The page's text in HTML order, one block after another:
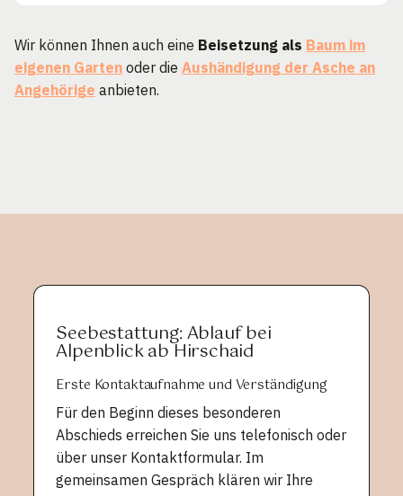
Wir können Ihnen auch eine Beisetzung als Baum im
eigenen Garten oder die Aushändigung der Asche an
Angehörige anbieten.
Seebestattung: Ablauf bei
Alpenblick ab Hirschaid
Erste Kontaktaufnahme und Verständigung
Für den Beginn dieses besonderen
Abschieds erreichen Sie uns telefonisch oder
über unser Kontaktformular. Im
gemeinsamen Gespräch klären wir Ihre